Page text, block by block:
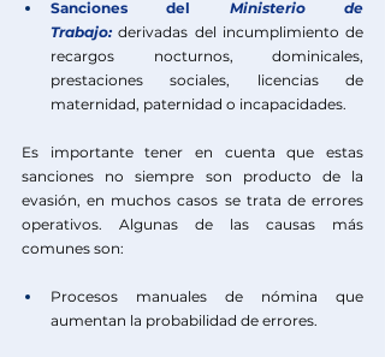
Sanciones del Ministerio de
Trabajo: derivadas del incumplimiento de
recargos nocturnos, dominicales,
prestaciones sociales, licencias de
maternidad, paternidad o incapacidades.
Es importante tener en cuenta que estas
sanciones no siempre son producto de la
evasión, en muchos casos se trata de errores
operativos. Algunas de las causas más
comunes son:
Procesos manuales de nómina que
aumentan la probabilidad de errores.